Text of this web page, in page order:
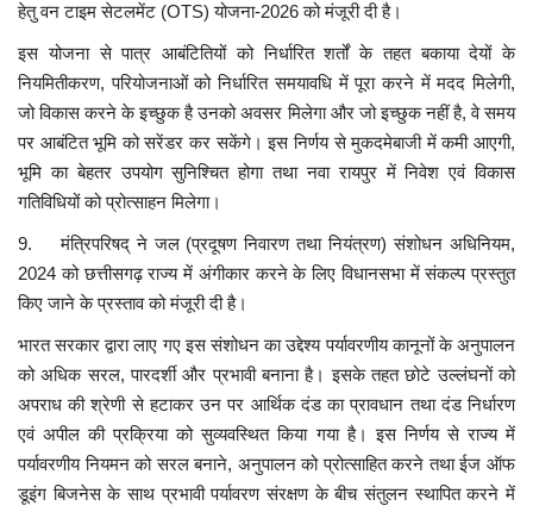
हेतु वन टाइम सेटलमेंट (OTS) योजना-2026 को मंजूरी दी है।
इस योजना से पात्र आबंटितियों को निर्धारित शर्तों के तहत बकाया देयों के
नियमितीकरण, परियोजनाओं को निर्धारित समयावधि में पूरा करने में मदद मिलेगी,
जो विकास करने के इच्छुक है उनको अवसर मिलेगा और जो इच्छुक नहीं है, वे समय
पर आबंटित भूमि को सरेंडर कर सकेंगे। इस निर्णय से मुकदमेबाजी में कमी आएगी,
भूमि का बेहतर उपयोग सुनिश्चित होगा तथा नवा रायपुर में निवेश एवं विकास
गतिविधियों को प्रोत्साहन मिलेगा।
9. मंत्रिपरिषद् ने जल (प्रदूषण निवारण तथा नियंत्रण) संशोधन अधिनियम,
2024 को छत्तीसगढ़ राज्य में अंगीकार करने के लिए विधानसभा में संकल्प प्रस्तुत
किए जाने के प्रस्ताव को मंजूरी दी है।
भारत सरकार द्वारा लाए गए इस संशोधन का उद्देश्य पर्यावरणीय कानूनों के अनुपालन
को अधिक सरल, पारदर्शी और प्रभावी बनाना है। इसके तहत छोटे उल्लंघनों को
अपराध की श्रेणी से हटाकर उन पर आर्थिक दंड का प्रावधान तथा दंड निर्धारण
एवं अपील की प्रक्रिया को सुव्यवस्थित किया गया है। इस निर्णय से राज्य में
पर्यावरणीय नियमन को सरल बनाने, अनुपालन को प्रोत्साहित करने तथा ईज ऑफ
डूइंग बिजनेस के साथ प्रभावी पर्यावरण संरक्षण के बीच संतुलन स्थापित करने में